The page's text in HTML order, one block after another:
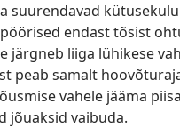
suurendavad
endast tõsist
järgneb liiga lühikese
peab samalt
vahele jääma
jõuaksid vaibuda.